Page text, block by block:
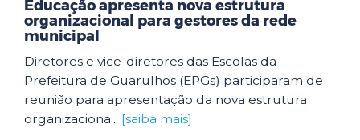
Educação apresenta nova estrutura
organizacional para gestores da rede
municipal
Diretores e vice-diretores das Escolas da
Prefeitura de Guarulhos (EPGs) participaram de
reunião para apresentação da nova estrutura
organizaciona... [saiba mais]